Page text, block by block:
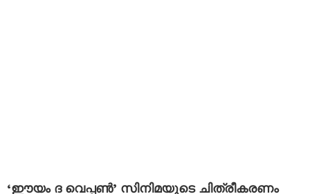
‘ഈയം ദ വെപ്പൺ’ സിനിമയുടെ ചിത്രീകരണം